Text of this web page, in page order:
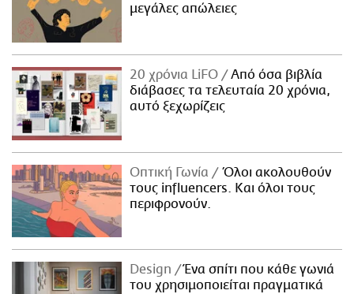
μεγάλες απώλειες
20 χρόνια LiFO
Από όσα βιβλία
διάβασες τα τελευταία 20 χρόνια,
αυτό ξεχωρίζεις
Οπτική Γωνία
Όλοι ακολουθούν
τους influencers. Και όλοι τους
περιφρονούν.
Design
Ένα σπίτι που κάθε γωνιά
του χρησιμοποιείται πραγματικά